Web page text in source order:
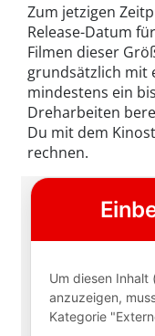
Zum jetzigen
Release-Datum
Filmen dieser
grundsätzlich mit
mindestens ein
Dreharbeiten
Du mit dem
rechnen.